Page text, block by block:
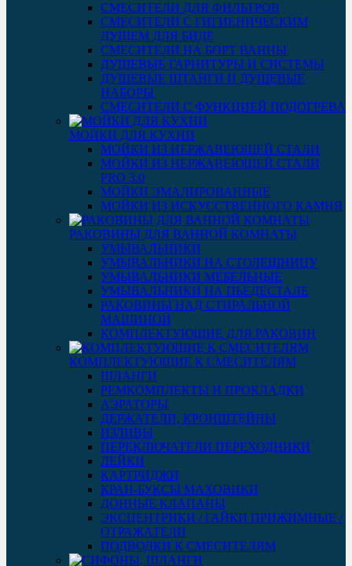
СМЕСИТЕЛИ ДЛЯ ФИЛЬТРОВ
СМЕСИТЕЛИ С ГИГИЕНИЧЕСКИМ
ДУШЕМ ДЛЯ БИДЕ
СМЕСИТЕЛИ НА БОРТ ВАННЫ
ДУШЕВЫЕ ГАРНИТУРЫ И СИСТЕМЫ
ДУШЕВЫЕ ШТАНГИ И ДУШЕВЫЕ
НАБОРЫ
СМЕСИТЕЛИ С ФУНКЦИЕЙ ПОДОГРЕВА
МОЙКИ ДЛЯ КУХНИ
МОЙКИ ИЗ НЕРЖАВЕЮЩЕЙ СТАЛИ
МОЙКИ ИЗ НЕРЖАВЕЮЩЕЙ СТАЛИ
PRO 3.0
МОЙКИ ЭМАЛИРОВАННЫЕ
МОЙКИ ИЗ ИСКУССТВЕННОГО КАМНЯ
РАКОВИНЫ ДЛЯ ВАННОЙ КОМНАТЫ
УМЫВАЛЬНИКИ
УМЫВАЛЬНИКИ НА СТОЛЕШНИЦУ
УМЫВАЛЬНИКИ МЕБЕЛЬНЫЕ
УМЫВАЛЬНИКИ НА ПЬЕДЕСТАЛЕ
РАКОВИНЫ НАД СТИРАЛЬНОЙ
МАШИНОЙ
КОМПЛЕКТУЮЩИЕ ДЛЯ РАКОВИН
КОМПЛЕКТУЮЩИЕ К СМЕСИТЕЛЯМ
ШЛАНГИ
РЕМКОМПЛЕКТЫ И ПРОКЛАДКИ
АЭРАТОРЫ
ДЕРЖАТЕЛИ, КРОНШТЕЙНЫ
ИЗЛИВЫ
ПЕРЕКЛЮЧАТЕЛИ ПЕРЕХОДНИКИ
ЛЕЙКИ
КАРТРИДЖИ
КРАН-БУКСЫ МАХОВИКИ
ДОННЫЕ КЛАПАНЫ
ЭКСЦЕНТРИКИ / ГАЙКИ ПРИЖИМНЫЕ /
ОТРАЖАТЕЛИ
ПОДВОДКИ К СМЕСИТЕЛЯМ